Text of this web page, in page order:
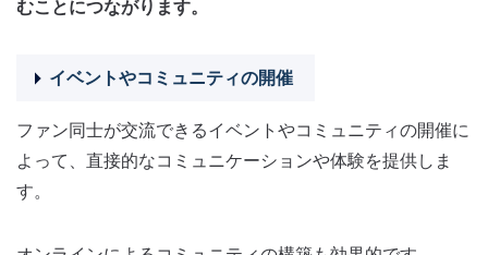
むことにつながります。
イベントやコミュニティの開催
ファン同士が交流できるイベントやコミュニティの開催に
よって、直接的なコミュニケーションや体験を提供しま
す。